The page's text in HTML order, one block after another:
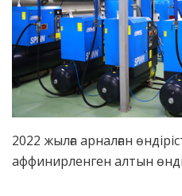
2022 жылға арналған
аффинирленген алтын